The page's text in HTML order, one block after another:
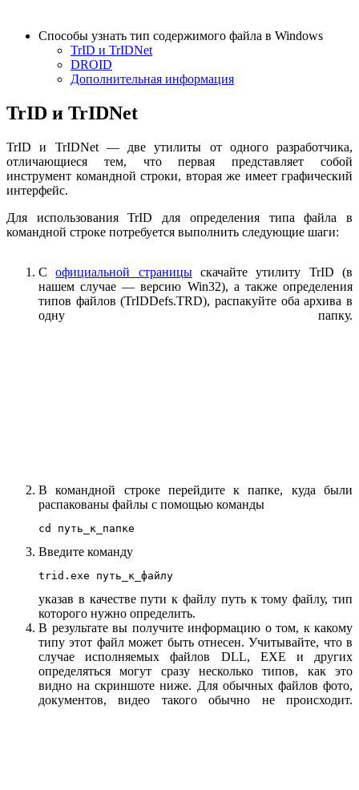
Способы узнать тип содержимого файла в Windows
TrID и TrIDNet
DROID
Дополнительная информация
TrID и TrIDNet
TrID и TrIDNet — две утилиты от одного разработчика,
отличающиеся тем, что первая представляет собой
инструмент командной строки, вторая же имеет графический
интерфейс.
Для использования TrID для определения типа файла в
командной строке потребуется выполнить следующие шаги:
Софициальной страницыскачайте утилиту TrID (в
нашем случае — версию Win32), а также определения
типов файлов (TrIDDefs.TRD), распакуйте оба архива в
одну папку.
В командной строке перейдите к папке, куда были
распакованы файлы с помощью команды
cd путь_к_папке
Введите команду
trid.exe путь_к_файлу
указав в качестве пути к файлу путь к тому файлу, тип
которого нужно определить.
В результате вы получите информацию о том, к какому
типу этот файл может быть отнесен. Учитывайте, что в
случае исполняемых файлов DLL, EXE и других
определяться могут сразу несколько типов, как это
видно на скриншоте ниже. Для обычных файлов фото,
документов, видео такого обычно не происходит.